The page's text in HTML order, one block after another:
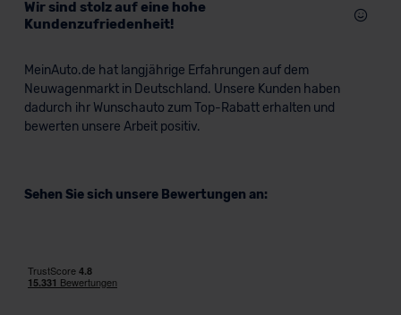
Wir sind stolz auf eine hohe
Kundenzufriedenheit!
MeinAuto.de hat langjährige Erfahrungen auf dem
Neuwagenmarkt in Deutschland. Unsere Kunden haben
dadurch ihr Wunschauto zum Top-Rabatt erhalten und
bewerten unsere Arbeit positiv.
Sehen Sie sich unsere Bewertungen an: